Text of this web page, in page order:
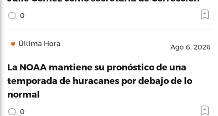
0
Última Hora Ago 6, 2026
La NOAA mantiene su pronóstico de una
temporada de huracanes por debajo de lo
normal
0